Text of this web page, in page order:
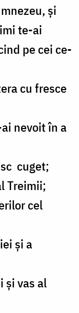
și
te-ai
pe cei ce-
cu fresce
nevoit în a
cuget;
Treimii;
cel
și a
și vas al